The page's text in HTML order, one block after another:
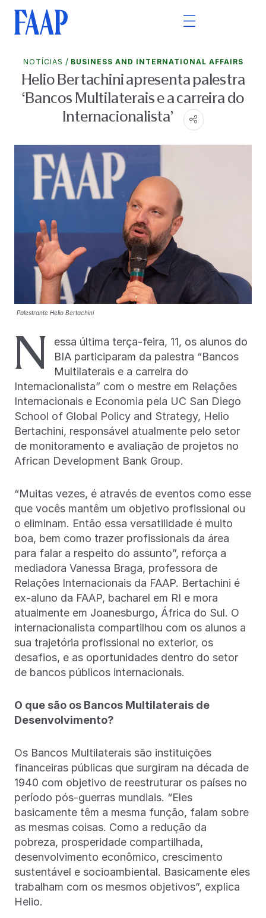
NOTÍCIAS / BUSINESS AND INTERNATIONAL AFFAIRS
Helio Bertachini apresenta palestra
‘Bancos Multilaterais e a carreira do
Internacionalista’
Palestrante Helio Bertachini
N
essa última terça-feira, 11, os alunos do
BIA participaram da palestra “Bancos
Multilaterais e a carreira do
Internacionalista” com o mestre em Relações
Internacionais e Economia pela UC San Diego
School of Global Policy and Strategy, Helio
Bertachini, responsável atualmente pelo setor
de monitoramento e avaliação de projetos no
African Development Bank Group.
“Muitas vezes, é através de eventos como esse
que vocês mantêm um objetivo profissional ou
o eliminam. Então essa versatilidade é muito
boa, bem como trazer profissionais da área
para falar a respeito do assunto”, reforça a
mediadora Vanessa Braga, professora de
Relações Internacionais da FAAP. Bertachini é
ex-aluno da FAAP, bacharel em RI e mora
atualmente em Joanesburgo, África do Sul. O
internacionalista compartilhou com os alunos a
sua trajetória profissional no exterior, os
desafios, e as oportunidades dentro do setor
de bancos públicos internacionais.
O que são os Bancos Multilaterais de
Desenvolvimento?
Os Bancos Multilaterais são instituições
financeiras públicas que surgiram na década de
1940 com objetivo de reestruturar os países no
período pós-guerras mundiais. “Eles
basicamente têm a mesma função, falam sobre
as mesmas coisas. Como a redução da
pobreza, prosperidade compartilhada,
desenvolvimento econômico, crescimento
sustentável e socioambiental. Basicamente eles
trabalham com os mesmos objetivos”, explica
Helio.